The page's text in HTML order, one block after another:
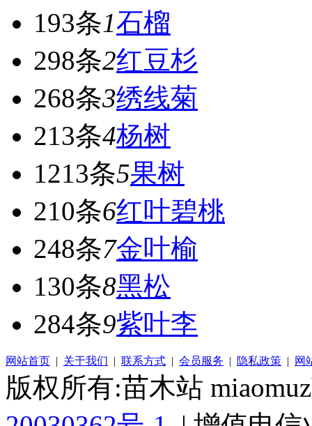
193条1石榴
298条2红豆杉
268条3绣线菊
213条4杨树
1213条5果树
210条6红叶碧桃
248条7金叶榆
130条8黑松
284条9紫叶李
网站首页 | 关于我们 | 联系方式 | 会员服务 | 隐私政策 | 网
版权所有:苗木站